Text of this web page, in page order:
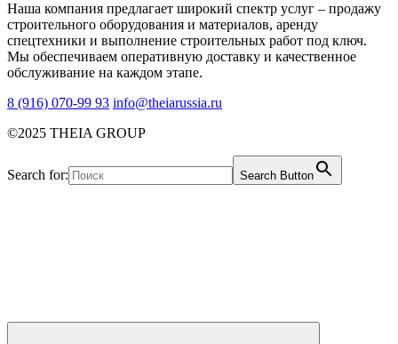
Наша компания предлагает широкий спектр услуг – продажу
строительного оборудования и материалов, аренду
спецтехники и выполнение строительных работ под ключ.
Мы обеспечиваем оперативную доставку и качественное
обслуживание на каждом этапе.
8 (916) 070-99 93 info@theiarussia.ru
©2025 THEIA GROUP
Search for: Search Button